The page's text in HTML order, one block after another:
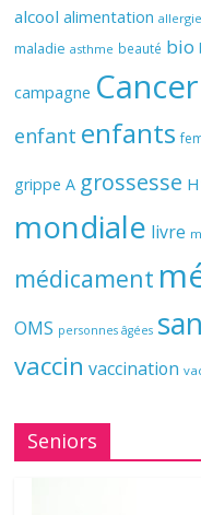
alcool alimentation allergie
maladie asthme beauté bio
campagne Cancer
enfant enfants
grippe A grossesse
mondiale livre
médicament
OMS personnes âgées
vaccin vaccination
Seniors